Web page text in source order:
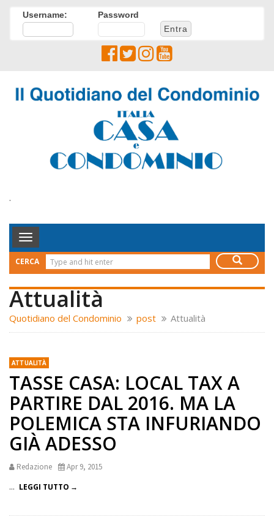
Username: Password
.
Toggle
Navigation
CERCA
Attualità
Quotidiano del Condominio post Attualità
ATTUALITÀ
TASSE CASA: LOCAL TAX A
PARTIRE DAL 2016. MA LA
POLEMICA STA INFURIANDO
GIÀ ADESSO
Redazione Apr 9, 2015
... LEGGI TUTTO